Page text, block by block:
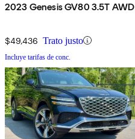
2023 Genesis GV80 3.5T AWD
$49,436 Trato justo
Incluye tarifas de conc.